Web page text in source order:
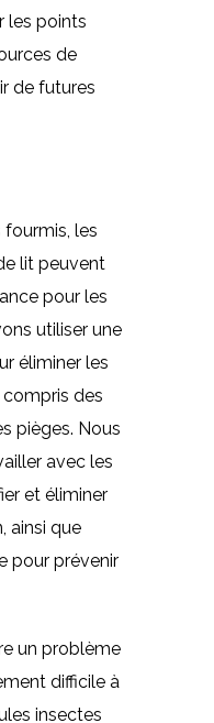
les points
de
de futures
les
lit peuvent
pour les
utiliser une
éliminer les
compris des
pièges. Nous
avec les
et éliminer
ainsi que
pour prévenir
un problème
difficile à
insectes